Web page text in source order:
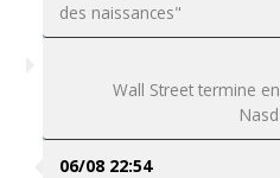
des naissances"
Wall Street termine
06/08 22:54